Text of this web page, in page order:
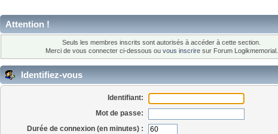
Attention !
Seuls les membres inscrits sont autorisés à accéder à cette section.
Merci de vous connecter ci-dessous ou vous inscriresur Forum Logikmemorial.
Identifiez-vous
Identifiant:
Mot de passe:
Durée de connexion (en minutes) :